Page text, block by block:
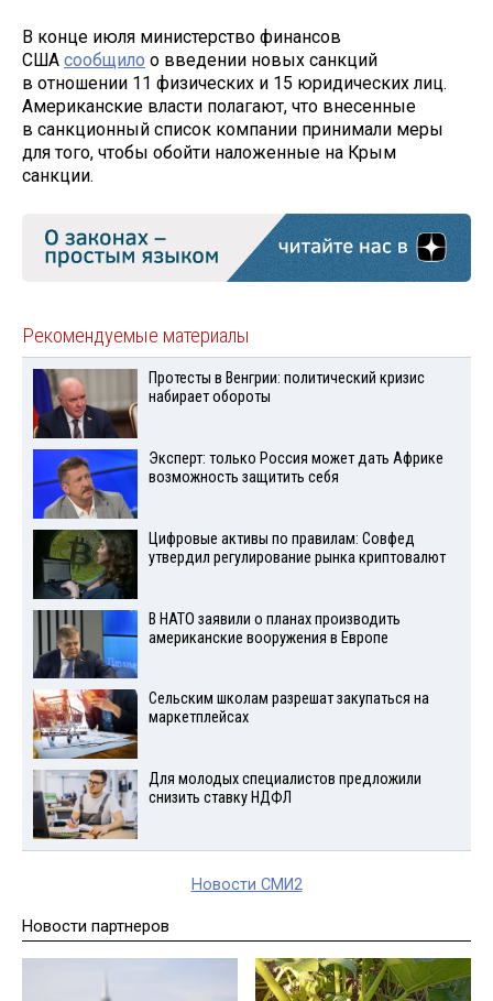
В конце июля министерство финансов
США сообщило о введении новых санкций
в отношении 11 физических и 15 юридических лиц.
Американские власти полагают, что внесенные
в санкционный список компании принимали меры
для того, чтобы обойти наложенные на Крым
санкции.
Рекомендуемые материалы
Протесты в Венгрии: политический кризис
набирает обороты
Эксперт: только Россия может дать Африке
возможность защитить себя
Цифровые активы по правилам: Совфед
утвердил регулирование рынка криптовалют
В НАТО заявили о планах производить
американские вооружения в Европе
Сельским школам разрешат закупаться на
маркетплейсах
Для молодых специалистов предложили
снизить ставку НДФЛ
Новости СМИ2
Новости партнеров